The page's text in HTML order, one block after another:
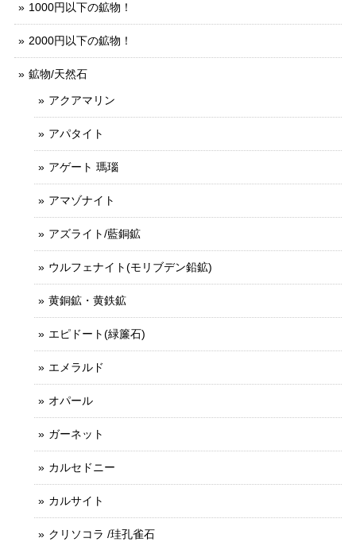
1000円以下の鉱物！
2000円以下の鉱物！
鉱物/天然石
アクアマリン
アパタイト
アゲート 瑪瑙
アマゾナイト
アズライト/藍銅鉱
ウルフェナイト(モリブデン鉛鉱)
黄銅鉱・黄鉄鉱
エピドート(緑簾石)
エメラルド
オパール
ガーネット
カルセドニー
カルサイト
クリソコラ /珪孔雀石